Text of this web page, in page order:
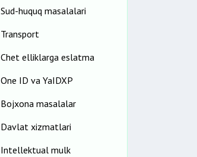
Sud-huquq masalalari
Transport
Chet elliklarga eslatma
One ID vа YaIDXP
Bojxona masalalar
Davlat xizmatlari
Intellektual mulk